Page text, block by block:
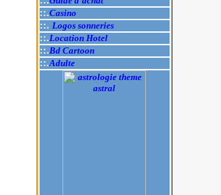
::.Casino
::. Logos sonneries
::.Location Hotel
::.Bd Cartoon
::.Adulte